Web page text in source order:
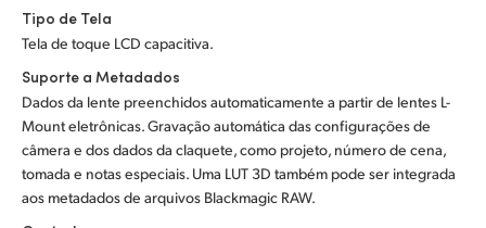
Tipo de Tela
Tela de toque LCD capacitiva.
Suporte a Metadados
Dados da lente preenchidos automaticamente a partir de lentes L-
Mount eletrônicas. Gravação automática das configurações de
câmera e dos dados da claquete, como projeto, número de cena,
tomada e notas especiais. Uma LUT 3D também pode ser integrada
aos metadados de arquivos Blackmagic RAW.